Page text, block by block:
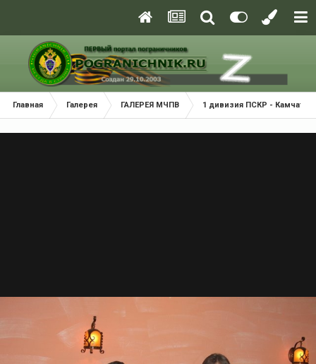
Главная Галерея ГАЛЕРЕЯ МЧПВ 1 дивизия ПСКР - Камчатка